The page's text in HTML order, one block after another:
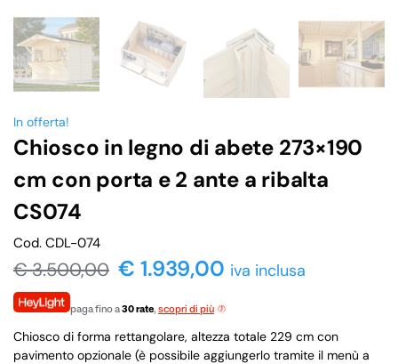
In offerta!
Chiosco in legno di abete 273×190
cm con porta e 2 ante a ribalta
CS074
Cod. CDL-074
€3.500,00 € 1.939,00 iva inclusa
paga fino a30 rate, scopri di più
Chiosco di forma rettangolare, altezza totale 229 cm con
pavimento opzionale (è possibile aggiungerlo tramite il menù a